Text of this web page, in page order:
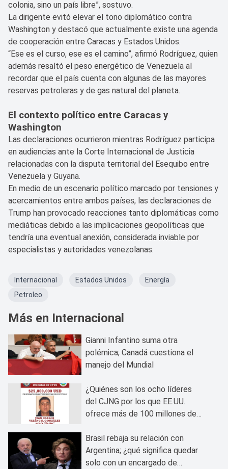
colonia, sino un país libre”, sostuvo.
La dirigente evitó elevar el tono diplomático contra
Washington y destacó que actualmente existe una agenda
de cooperación entre Caracas y Estados Unidos.
“Ese es el curso, ese es el camino”, afirmó Rodríguez, quien
además resaltó el peso energético de Venezuela al
recordar que el país cuenta con algunas de las mayores
reservas petroleras y de gas natural del planeta.
El contexto político entre Caracas y
Washington
Las declaraciones ocurrieron mientras Rodríguez participa
en audiencias ante la Corte Internacional de Justicia
relacionadas con la disputa territorial del Esequibo entre
Venezuela y Guyana.
En medio de un escenario político marcado por tensiones y
acercamientos entre ambos países, las declaraciones de
Trump han provocado reacciones tanto diplomáticas como
mediáticas debido a las implicaciones geopolíticas que
tendría una eventual anexión, considerada inviable por
especialistas y autoridades venezolanas.
Internacional Estados Unidos
Energía
Petroleo
Más en Internacional
Gianni Infantino suma otra
polémica; Canadá cuestiona el
manejo del Mundial
¿Quiénes son los ocho líderes
del CJNG por los que EE.UU.
ofrece más de 100 millones de
Brasil rebaja su relación con
Argentina; ¿qué significa quedar
solo con un encargado de